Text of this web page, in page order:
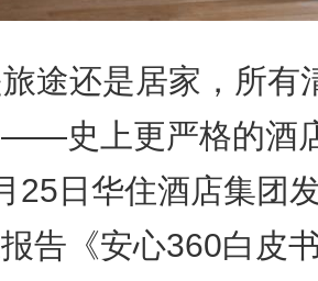
途还是居家，所有
史上更严格的酒
25日华住酒店集团
告《安心360白皮